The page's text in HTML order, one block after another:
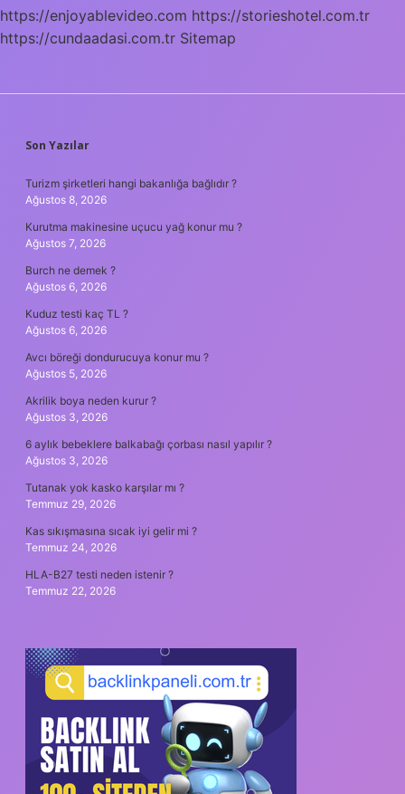
Mi
https://enjoyablevideo.com https://storieshotel.com.tr
https://cundaadasi.com.tr Sitemap
SIDEBAR
Son Yazılar
Turizm şirketleri hangi bakanlığa bağlıdır ?
Ağustos 8, 2026
Kurutma makinesine uçucu yağ konur mu ?
Ağustos 7, 2026
Burch ne demek ?
Ağustos 6, 2026
Kuduz testi kaç TL ?
Ağustos 6, 2026
Avcı böreği dondurucuya konur mu ?
Ağustos 5, 2026
Akrilik boya neden kurur ?
Ağustos 3, 2026
6 aylık bebeklere balkabağı çorbası nasıl yapılır ?
Ağustos 3, 2026
Tutanak yok kasko karşılar mı ?
Temmuz 29, 2026
Kas sıkışmasına sıcak iyi gelir mi ?
Temmuz 24, 2026
HLA-B27 testi neden istenir ?
Temmuz 22, 2026